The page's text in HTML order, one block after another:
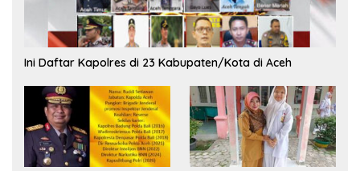
Ini Daftar Kapolres di 23 Kabupaten/Kota di Aceh